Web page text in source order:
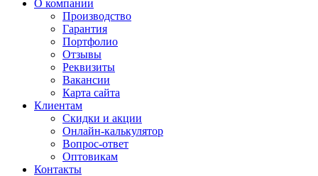
О компании
Производство
Гарантия
Портфолио
Отзывы
Реквизиты
Вакансии
Карта сайта
Клиентам
Скидки и акции
Онлайн-калькулятор
Вопрос-ответ
Оптовикам
Контакты